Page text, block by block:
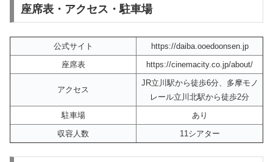
座席表・アクセス・駐車場
公式サイト
https://daiba.ooedoonsen.jp
座席表
https://cinemacity.co.jp/about/
アクセス
JR立川駅から徒歩6分、多摩モノ
レール立川北駅から徒歩2分
駐車場
あり
収容人数
11シアター